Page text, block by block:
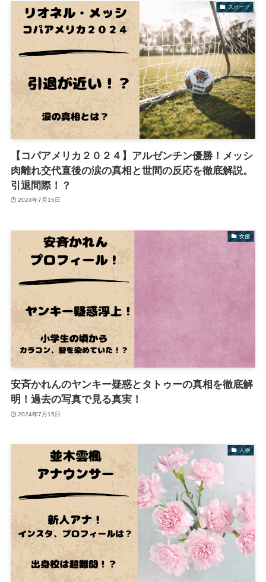
スポーツ
【コパアメリカ２０２４】アルゼンチン優勝！メッシ
肉離れ交代直後の涙の真相と世間の反応を徹底解説。
引退間際！？
2024年7月15日
女優
安斉かれんのヤンキー疑惑とタトゥーの真相を徹底解
明！過去の写真で見る真実！
2024年7月15日
人物